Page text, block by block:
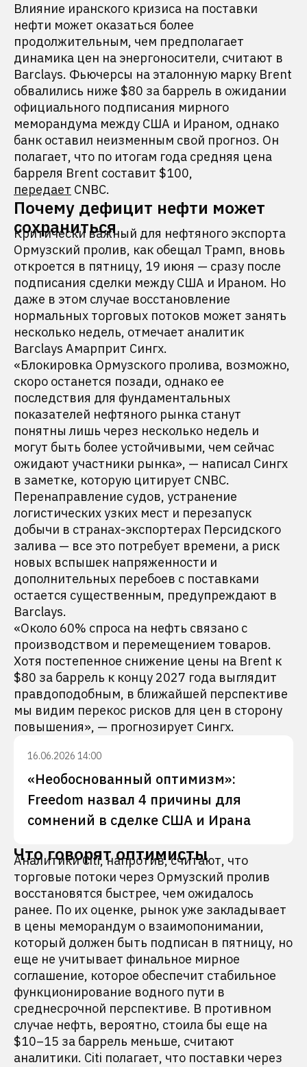
Влияние иранского кризиса на поставки
нефти может оказаться более
продолжительным, чем предполагает
динамика цен на энергоносители, считают в
Barclays. Фьючерсы на эталонную марку Brent
обвалились ниже $80 за баррель в ожидании
официального подписания мирного
меморандума между США и Ираном, однако
банк оставил неизменным свой прогноз. Он
полагает, что по итогам года средняя цена
барреля Brent составит $100,
передает CNBC.
Почему дефицит нефти может
сохраниться
Критически важный для нефтяного экспорта
Ормузский пролив, как обещал Трамп, вновь
откроется в пятницу, 19 июня — сразу после
подписания сделки между США и Ираном. Но
даже в этом случае восстановление
нормальных торговых потоков может занять
несколько недель, отмечает аналитик
Barclays Амарприт Сингх.
«Блокировка Ормузского пролива, возможно,
скоро останется позади, однако ее
последствия для фундаментальных
показателей нефтяного рынка станут
понятны лишь через несколько недель и
могут быть более устойчивыми, чем сейчас
ожидают участники рынка», — написал Сингх
в заметке, которую цитирует CNBC.
Перенаправление судов, устранение
логистических узких мест и перезапуск
добычи в странах-экспортерах Персидского
залива — все это потребует времени, а риск
новых вспышек напряженности и
дополнительных перебоев с поставками
остается существенным, предупреждают в
Barclays.
«Около 60% спроса на нефть связано с
производством и перемещением товаров.
Хотя постепенное снижение цены на Brent к
$80 за баррель к концу 2027 года выглядит
правдоподобным, в ближайшей перспективе
мы видим перекос рисков для цен в сторону
повышения», — прогнозирует Сингх.
16.06.2026 14:00
«Необоснованный оптимизм»:
Freedom назвал 4 причины для
сомнений в сделке США и Ирана
Что говорят оптимисты
Аналитики Citi, напротив, считают, что
торговые потоки через Ормузский пролив
восстановятся быстрее, чем ожидалось
ранее. По их оценке, рынок уже закладывает
в цены меморандум о взаимопонимании,
который должен быть подписан в пятницу, но
еще не учитывает финальное мирное
соглашение, которое обеспечит стабильное
функционирование водного пути в
среднесрочной перспективе. В противном
случае нефть, вероятно, стоила бы еще на
$10–15 за баррель меньше, считают
аналитики. Citi полагает, что поставки через